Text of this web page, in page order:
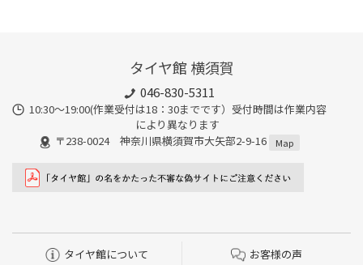
タイヤ館 横須賀
046-830-5311
10:30～19:00(作業受付は18：30までです）受付時間は作業内容
により異なります
〒238-0024 神奈川県横須賀市大矢部2-9-16
Map
タイヤ館について お客様の声